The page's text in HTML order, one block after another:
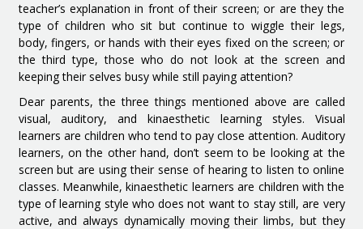
teacher’s explanation in front of their screen; or are they the
type of children who sit but continue to wiggle their legs,
body, fingers, or hands with their eyes fixed on the screen; or
the third type, those who do not look at the screen and
keeping their selves busy while still paying attention?
Dear parents, the three things mentioned above are called
visual, auditory, and kinaesthetic learning styles. Visual
learners are children who tend to pay close attention. Auditory
learners, on the other hand, don’t seem to be looking at the
screen but are using their sense of hearing to listen to online
classes. Meanwhile, kinaesthetic learners are children with the
type of learning style who does not want to stay still, are very
active, and always dynamically moving their limbs, but they